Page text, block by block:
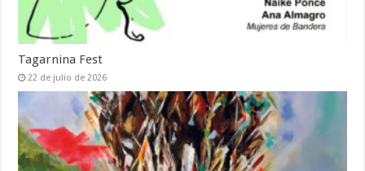
Tagarnina Fest
22 de julio de 2026